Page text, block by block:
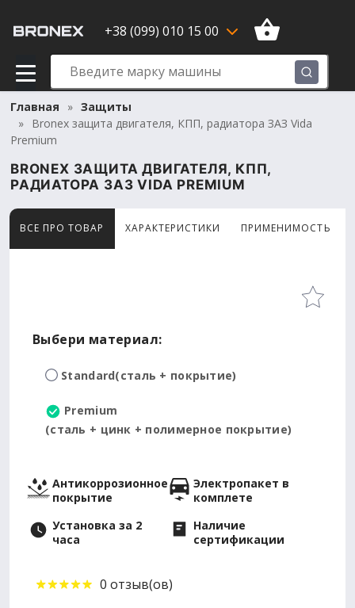
+38 (099) 010 15 00
Главная
Защиты
Bronex защита двигателя, КПП, радиатора ЗАЗ Vida
Premium
BRONEX ЗАЩИТА ДВИГАТЕЛЯ, КПП,
РАДИАТОРА ЗАЗ VIDA PREMIUM
ВСЕ ПРО ТОВАР ХАРАКТЕРИСТИКИ ПРИМЕНИМОСТЬ
Товар просматривают сейчас 14 человек
Выбери материал:
Standard(сталь + покрытие)
Premium
(сталь + цинк + полимерное покрытие)
Антикоррозионное
покрытие
Электропакет в
комплете
Установка за 2
часа
Наличие
сертификации
0 отзыв(ов)